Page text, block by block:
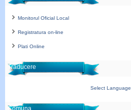
Monitorul Oficial Local
Registratura on-line
Plati Online
Traducere
Select Language
Comuna